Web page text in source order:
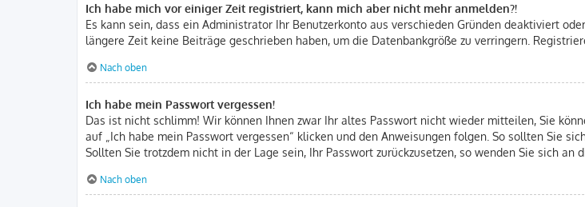
Ich habe mich vor einiger Zeit registriert, kann mich aber nicht mehr anmelden?!
Es kann sein, dass ein Administrator Ihr Benutzerkonto aus verschieden Gründen deaktiviert
längere Zeit keine Beiträge geschrieben haben, um die Datenbankgröße zu verringern.
Nach oben
Ich habe mein Passwort vergessen!
Das ist nicht schlimm! Wir können Ihnen zwar Ihr altes Passwort nicht wieder mitteilen, Sie
auf „Ich habe mein Passwort vergessen“ klicken und den Anweisungen folgen. So sollten Sie
Sollten Sie trotzdem nicht in der Lage sein, Ihr Passwort zurückzusetzen, so wenden Sie sich an
Nach oben